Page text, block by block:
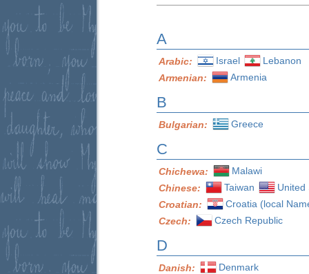
A
Arabic: Israel
Lebanon
Armenian:
Armenia
B
Bulgarian: Greece
C
Chichewa:
Malawi
Chinese:
Taiwan
United
Croatian:
Croatia (local
Czech:
Czech Republic
D
Danish: Denmark